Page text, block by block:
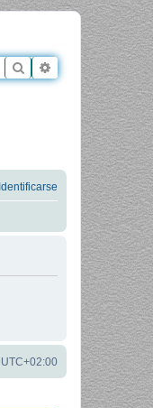
Buscar Búsqueda
Identificarse
UTC+02:00